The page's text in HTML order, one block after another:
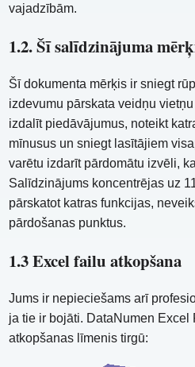
vajadzībām.
1.2. Šī salīdzinājuma
Šī dokumenta mērķis ir sniegt
izdevumu pārskata veidņu
izdalīt piedāvājumus, noteikt
mīnusus un sniegt lasītājiem
varētu izdarīt pārdomātu izvēli,
Salīdzinājums koncentrējas uz
pārskatot katras funkcijas,
pārdošanas punktus.
1.3 Excel failu atkopšana
Jums ir nepieciešams arī
ja tie ir bojāti. DataNumen Excel
atkopšanas līmenis tirgū: